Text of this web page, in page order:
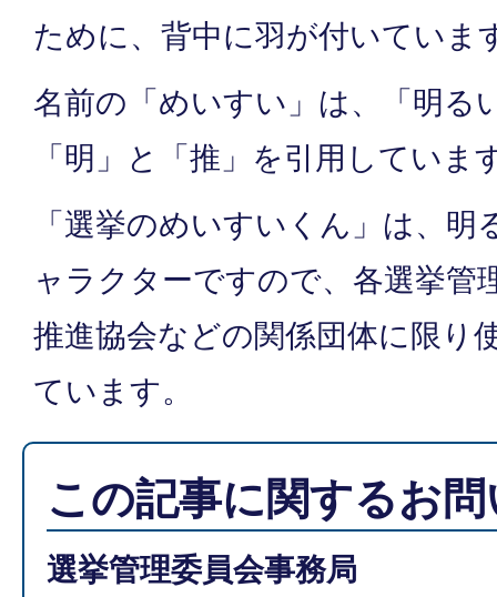
ために、背中に羽が付いていま
名前の「めいすい」は、「明る
「明」と「推」を引用していま
「選挙のめいすいくん」は、
ャラクターですので、各選挙管
推進協会などの関係団体に限り
ています。
この記事に関するお
選挙管理委員会事務局